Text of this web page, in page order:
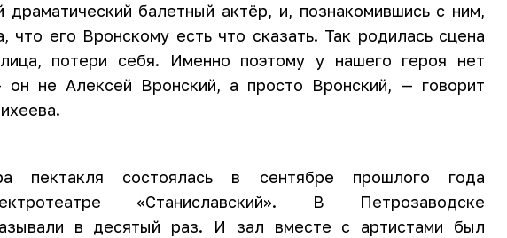
драматический балетный актёр, и, познакомившись с ним,
что его Вронскому есть что сказать. Так родилась сцена
потери себя. Именно поэтому у нашего героя нет
он не Алексей Вронский, а просто Вронский, — говорит
пектакля состоялась в сентябре прошлого года
«Станиславский». В Петрозаводске
в десятый раз. И зал вместе с артистами был